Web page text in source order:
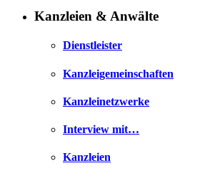
Kanzleien & Anwälte
Dienstleister
Kanzleigemeinschaften
Kanzleinetzwerke
Interview mit…
Kanzleien